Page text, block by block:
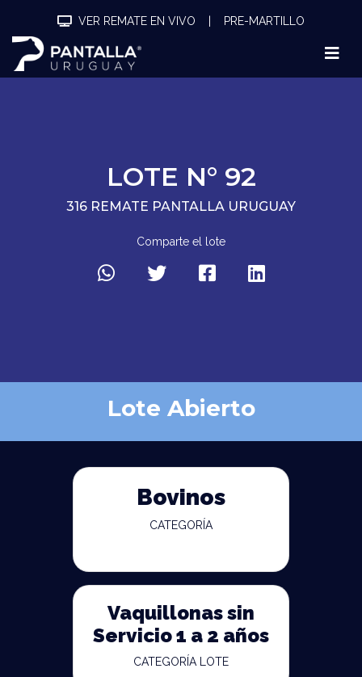
VER REMATE EN VIVO PRE-MARTILLO
LOTE N° 92
316 REMATE PANTALLA URUGUAY
Comparte el lote
Lote Abierto
Bovinos
CATEGORÍA
Vaquillonas sin
Servicio 1 a 2 años
CATEGORÍA LOTE